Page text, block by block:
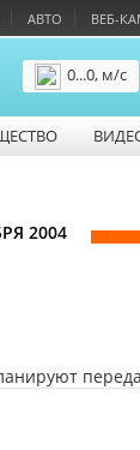
АВТО ВЕБ-
0...0, м/с
2004